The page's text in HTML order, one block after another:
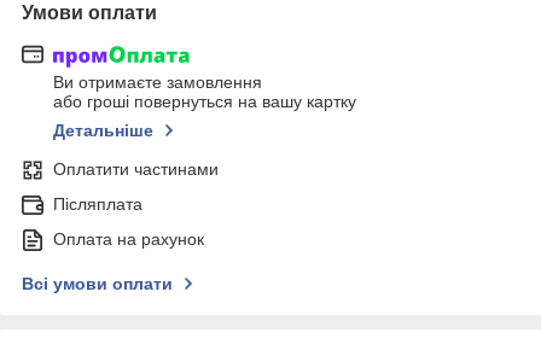
Умови оплати
Ви отримаєте замовлення
або гроші повернуться на вашу картку
Детальніше
Оплатити частинами
Післяплата
Оплата на рахунок
Всі умови оплати